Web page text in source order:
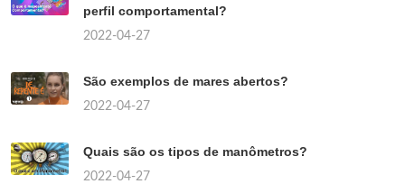
perfil comportamental?
2022-04-27
São exemplos de mares abertos?
2022-04-27
Quais são os tipos de manômetros?
2022-04-27